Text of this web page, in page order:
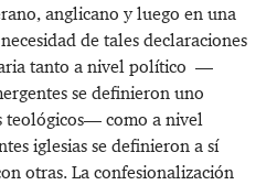
anglicano y luego en una
de tales declaraciones
tanto a nivel político —
se definieron uno
teológicos— como a nivel
iglesias se definieron a sí
otras. La confesionalización